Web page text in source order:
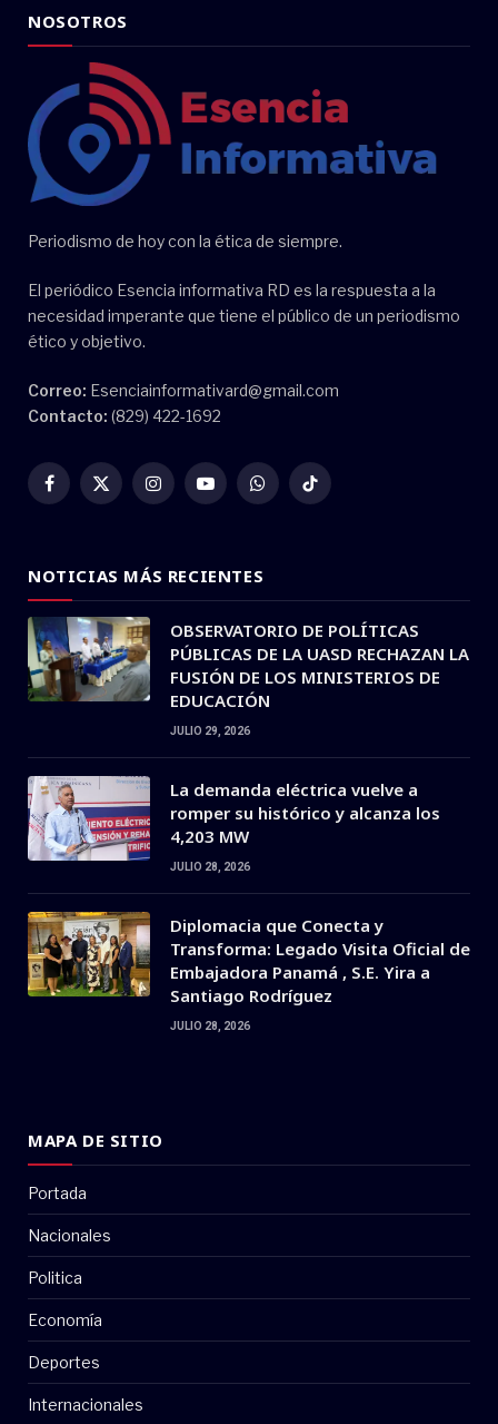
NOSOTROS
Periodismo de hoy con la ética de siempre.
El periódico Esencia informativa RD es la respuesta a la
necesidad imperante que tiene el público de un periodismo
ético y objetivo.
Correo: Esenciainformativard@gmail.com
Contacto: (829) 422-1692
Facebook
X
InstagramYouTubeWhatsAppTikTok
NOTICIAS MÁS RECIENTES
OBSERVATORIO DE POLÍTICAS
PÚBLICAS DE LA UASD RECHAZAN LA
FUSIÓN DE LOS MINISTERIOS DE
EDUCACIÓN
JULIO 29, 2026
La demanda eléctrica vuelve a
romper su histórico y alcanza los
4,203 MW
JULIO 28, 2026
Diplomacia que Conecta y
Transforma: Legado Visita Oficial de
Embajadora Panamá , S.E. Yira a
Santiago Rodríguez
JULIO 28, 2026
MAPA DE SITIO
Portada
Nacionales
Politica
Economía
Deportes
Internacionales